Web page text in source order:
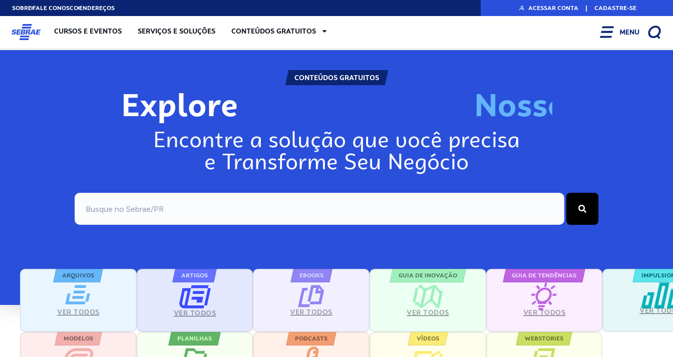
SOBREFALE CONOSCOENDEREÇOS ACESSAR CONTA | CADASTRE-SE
CURSOS E EVENTOS SERVIÇOS E SOLUÇÕES CONTEÚDOS GRATUITOS MENU
CONTEÚDOS GRATUITOS
Explore No
Encontre a solução que você precisa
e Transforme Seu Negócio
ARQUIVOS
VER TODOS
ARTIGOS
VER TODOS
EBOOKS
VER TODOS
GUIA DE INOVAÇÃO
VER TODOS
GUIA DE TENDÊNCIAS
VER TODOS VER
MODELOS PLANILHAS PODCASTS VÍDEOS WEBSTORIES